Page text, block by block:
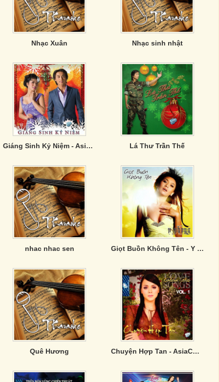
Nhạc Xuân Nhạc sinh nhật
Giáng Sinh Kỷ Niệm - Asia CD 325 Lá Thư Trần Thế
nhac nhac sen Giọt Buồn Không Tên - Y Phụng
Quê Hương Chuyện Hợp Tan - AsiaCD226